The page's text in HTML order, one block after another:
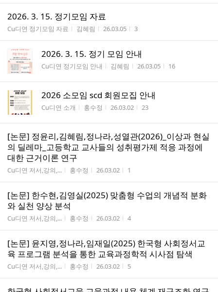
2026. 3. 15. 정기모임 자료
게시판명
Cu디연 정기모임 자료 작성자
김혜림 작성시간
26.03.05 조회수
3
2026. 3. 15. 정기 모임 안내
게시판명
Cu디연 정기모임 안내 작성자
김혜림 작성시간
26.03.05 조회수
16
2026 소모임 scd 회원모집 안내
게시판명
Cu디연 소개 작성자
홍수정 작성시간
26.03.02 조회수
23
[논문] 정윤리,김혜림,정나라,성열관(2026)_이상과 현실
의 딜레마_고등학교 교사들의 성취평가제 적응 과정에
대한 근거이론 연구
게시판명
Cu디연 저서,강의,... 작성자
홍수정 작성시간
26.03.02 조회수
1
[논문] 한수현,김영실(2025) 맞춤형 수업의 개념적 분화
와 실천 양상 분석
게시판명
Cu디연 저서,강의,... 작성자
홍수정 작성시간
26.03.02 조회수
4
[논문] 윤지영,정나라,임재일(2025) 한국형 사회정서교
육 프로그램 분석을 통한 교육과정학적 시사점 탐색
게시판명
Cu디연 저서,강의,... 작성자
홍수정 작성시간
26.03.02 조회수
5